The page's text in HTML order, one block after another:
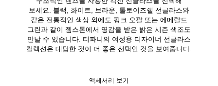
보세요. 블랙, 화이트, 브라운, 톨토이즈쉘 선글라스와
같은 전통적인 색상 외에도 핑크 오팔 또는 에메랄드
그린과 같이 젬스톤에서 영감을 받은 밝은 시즌 색조도
만날 수 있습니다. 티파니의 여성용 디자이너 선글라스
컬렉션은 대담한 것이 더 좋은 선택인 것을 보여줍니다.
액세서리 보기